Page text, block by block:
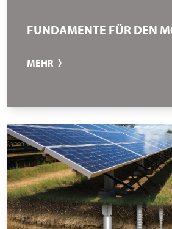
FUNDAMENTE FÜR DEN
MEHR